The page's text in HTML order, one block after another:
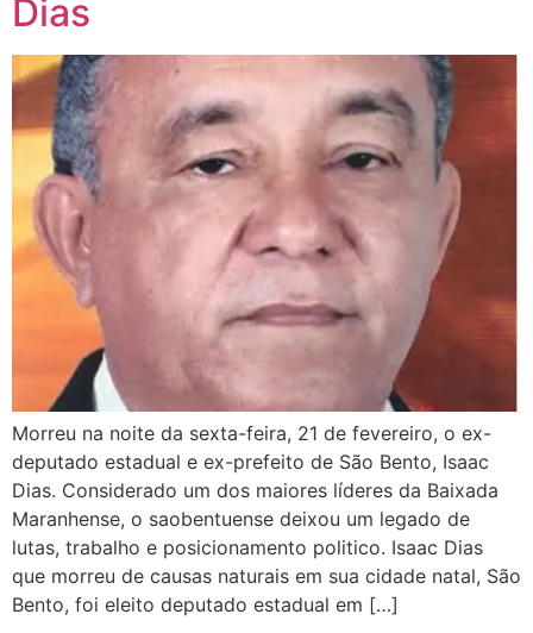
Dias
Morreu na noite da sexta-feira, 21 de fevereiro, o ex-
deputado estadual e ex-prefeito de São Bento, Isaac
Dias. Considerado um dos maiores líderes da Baixada
Maranhense, o saobentuense deixou um legado de
lutas, trabalho e posicionamento politico. Isaac Dias
que morreu de causas naturais em sua cidade natal, São
Bento, foi eleito deputado estadual em […]